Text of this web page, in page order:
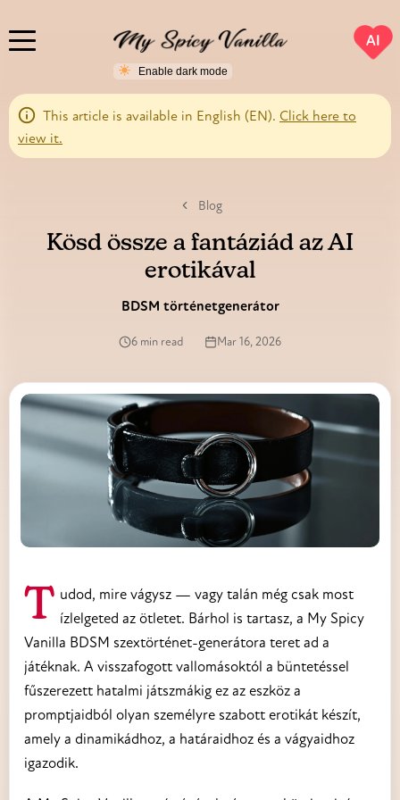
AI
This article is available in English (EN). Click here to
view it.
Blog
Kösd össze a fantáziád az AI
erotikával
BDSM történetgenerátor
6 min read Mar 16, 2026
Tudod, mire vágysz — vagy talán még csak most ízlelgeted az ötletet. Bárhol is tartasz, a My Spicy
Vanilla BDSM szextörténet-generátora teret ad a
játéknak. A visszafogott vallomásoktól a büntetéssel
fűszerezett hatalmi játszmákig ez az eszköz a
promptjaidból olyan személyre szabott erotikát készít,
amely a dinamikádhoz, a határaidhoz és a vágyaidhoz
igazodik.